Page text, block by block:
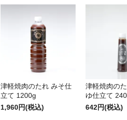
津軽焼肉のたれ みそ仕
立て 1200g
1,960円(税込)
津軽焼肉の
ゆ仕立て
642円(税込)